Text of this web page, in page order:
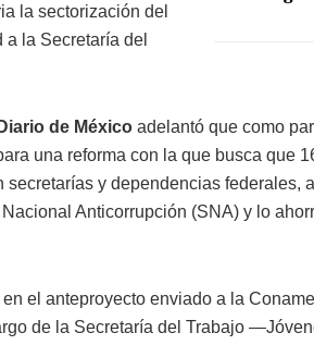
la sectorización del
a la Secretaría del
de México adelantó que como
una reforma con la que busca que
y dependencias federales,
Anticorrupción (SNA) y lo
el anteproyecto enviado a la
de la Secretaría del Trabajo